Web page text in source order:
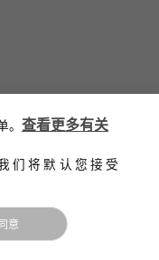
。 查看更多有关
们将默认您接受
意